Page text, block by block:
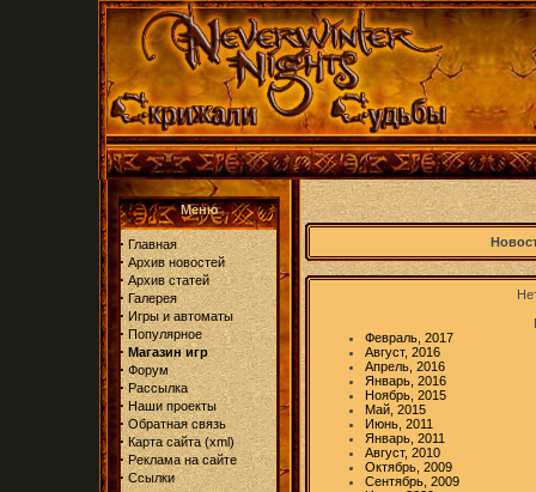
Меню
· Главная
· Архив новостей
· Архив статей
· Галерея
· Игры и автоматы
· Популярное
· Магазин игр
· Форум
· Рассылка
· Наши проекты
· Обратная связь
· Карта сайта(xml)
· Реклама на сайте
· Ссылки
Февраль, 2017
Август, 2016
Апрель, 2016
Январь, 2016
Ноябрь, 2015
Май, 2015
Июнь, 2011
Январь, 2011
Август, 2010
Октябрь, 2009
Сентябрь, 2009